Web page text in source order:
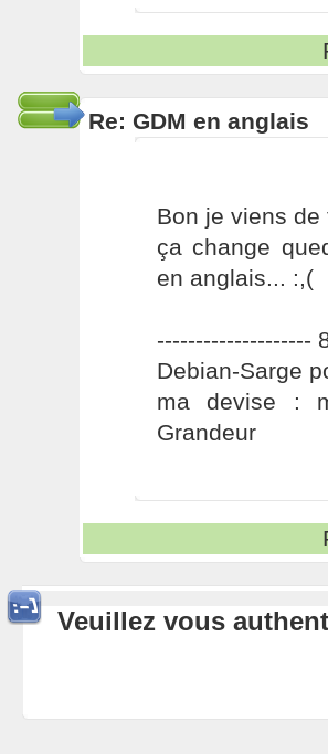
Re: GDM en anglais
Bon je viens
ça change
en anglais... :,(
--------------------
Debian-Sarge
ma devise :
Grandeur
Veuillez vous